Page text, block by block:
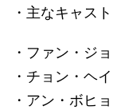
・主なキャスト
・ファン・ジ
・チョン・ヘ
・アン・ボヒ